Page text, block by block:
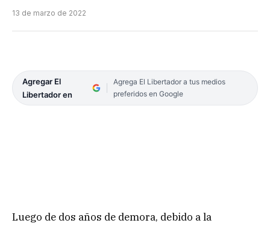
13 de marzo de 2022
Agregar El
Libertador en
Agrega El Libertador a tus medios
preferidos en Google
Luego de dos años de demora, debido a la